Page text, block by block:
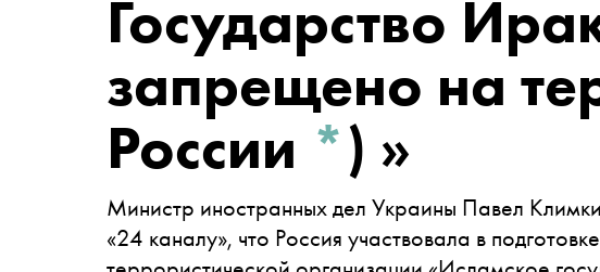
Государство
запрещено на
России *) »
Министр иностранных дел Украины Павел
«24 каналу», что Россия участвовала в